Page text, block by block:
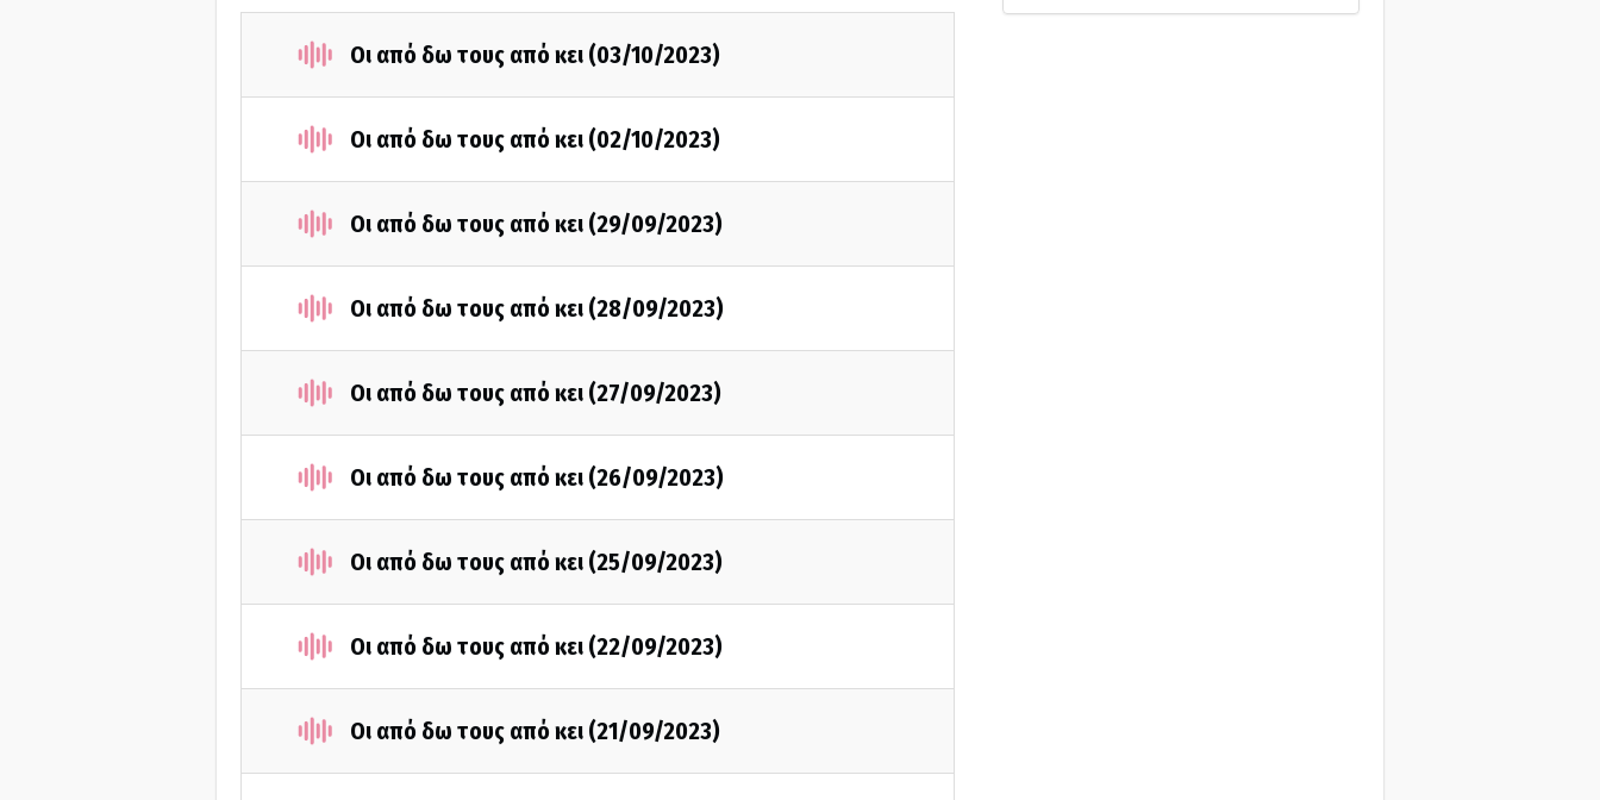
Οι από δω τους από κει (03/10/2023)
Οι από δω τους από κει (02/10/2023)
Οι από δω τους από κει (29/09/2023)
Οι από δω τους από κει (28/09/2023)
Οι από δω τους από κει (27/09/2023)
Οι από δω τους από κει (26/09/2023)
Οι από δω τους από κει (25/09/2023)
Οι από δω τους από κει (22/09/2023)
Οι από δω τους από κει (21/09/2023)